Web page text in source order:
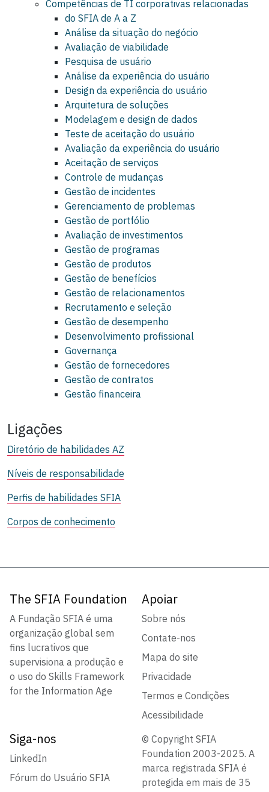
Competências de TI corporativas relacionadas
do SFIA de A a Z
Análise da situação do negócio
Avaliação de viabilidade
Pesquisa de usuário
Análise da experiência do usuário
Design da experiência do usuário
Arquitetura de soluções
Modelagem e design de dados
Teste de aceitação do usuário
Avaliação da experiência do usuário
Aceitação de serviços
Controle de mudanças
Gestão de incidentes
Gerenciamento de problemas
Gestão de portfólio
Avaliação de investimentos
Gestão de programas
Gestão de produtos
Gestão de benefícios
Gestão de relacionamentos
Recrutamento e seleção
Gestão de desempenho
Desenvolvimento profissional
Governança
Gestão de fornecedores
Gestão de contratos
Gestão financeira
Ligações
Diretório de habilidades AZ
Níveis de responsabilidade
Perfis de habilidades SFIA
Corpos de conhecimento
The SFIA Foundation
A Fundação SFIA é uma
organização global sem
fins lucrativos que
supervisiona a produção e
o uso do Skills Framework
for the Information Age
Apoiar
Sobre nós
Contate-nos
Mapa do site
Privacidade
Termos e Condições
Acessibilidade
Siga-nos
LinkedIn
Fórum do Usuário SFIA
© Copyright SFIA
Foundation 2003-2025. A
marca registrada SFIA é
protegida em mais de 35